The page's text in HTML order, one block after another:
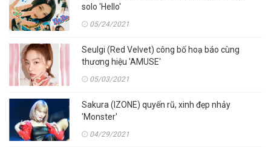
solo 'Hello'
05/24/2021
Seulgi (Red Velvet) công bố hoạ báo cùng
thương hiệu 'AMUSE'
05/03/2021
Sakura (IZONE) quyến rũ, xinh đẹp nhảy
'Monster'
04/29/2021